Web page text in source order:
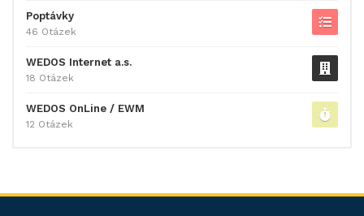
Poptávky
46 Otázek
WEDOS Internet a.s.
18 Otázek
WEDOS OnLine / EWM
12 Otázek